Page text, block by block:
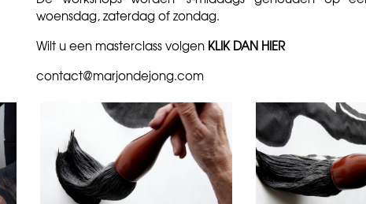
woensdag, zaterdag of zondag.
Wilt u een masterclass volgen KLIK DAN HIER
contact@marjondejong.com